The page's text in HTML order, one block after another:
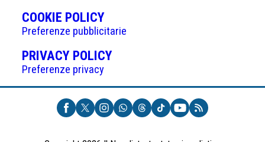
COOKIE POLICY(APRE
IN
UNA
NUOVA
Preferenze pubblicitarie
PRIVACY POLICY(APRE
UNA
NUOVA
SCHEDA)
Preferenze privacy